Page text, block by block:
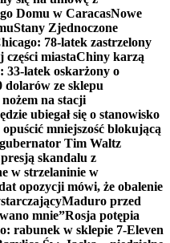
Domu w CaracasNowe
Stany Zjednoczone
78-latek zastrzelony
miastaChiny karzą
33-latek oskarżony o
dolarów ze sklepu
na stacji
ubiegał się o stanowisko
opuścić mniejszość blokującą
Tim Waltz
skandalu z
w strzelaninie w
opozycji mówi, że obalenie
Maduro przed
mnie”Rosja potępia
rabunek w sklepie 7-Eleven